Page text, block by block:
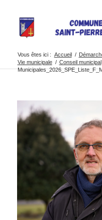
Vous êtes ici : Accueil /
Vie municipale / Conseil municipal